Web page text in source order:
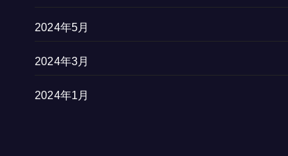
2024年5月
2024年3月
2024年1月